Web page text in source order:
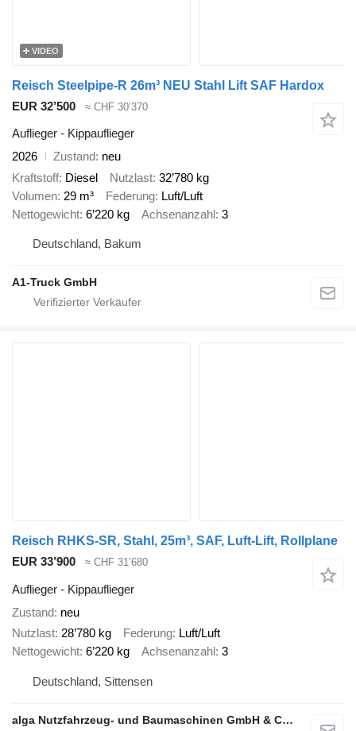
VIDEO
Reisch Steelpipe-R 26m³ NEU Stahl Lift SAF Hardox
EUR 32’500
≈ CHF 30’370
Auflieger - Kippauflieger
2026
Zustand neu
Kraftstoff Diesel Nutzlast 32’780 kg
Volumen 29 m³ Federung Luft/Luft
Nettogewicht 6’220 kg Achsenanzahl 3
Deutschland, Bakum
A1-Truck GmbH
Reisch RHKS-SR, Stahl, 25m³, SAF, Luft-Lift, Rollplane
EUR 33’900
≈ CHF 31’680
Auflieger - Kippauflieger
Zustand neu
Nutzlast 28’780 kg Federung Luft/Luft
Nettogewicht 6’220 kg Achsenanzahl 3
Deutschland, Sittensen
alga Nutzfahrzeug- und Baumaschinen GmbH & Co. KG